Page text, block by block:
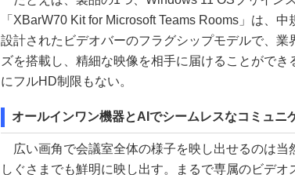
「XBarW70 Kit for Microsoft Teams Rooms」は、
設計されたビデオバーのフラグシップモデルで、業
ズを搭載し、精細な映像を相手に届けることができ
にフルHD制限もない。
オールインワン機器とAIでシームレスなコミュニ
広い画角で会議室全体の様子を映し出せるのは当
しぐさまでも鮮明に映し出す。まるで専属のビデオ